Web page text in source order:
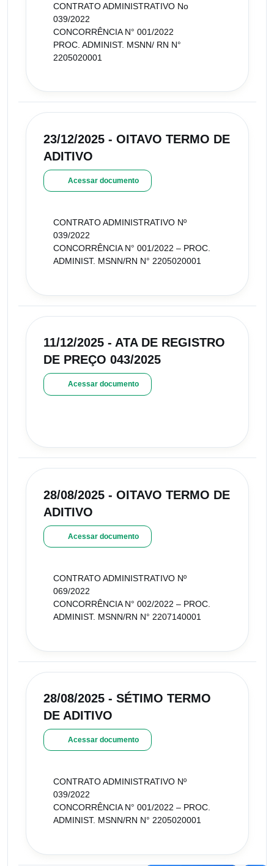
CONTRATO ADMINISTRATIVO No
039/2022
CONCORRÊNCIA N° 001/2022
PROC. ADMINIST. MSNN/ RN N°
2205020001
23/12/2025 - OITAVO TERMO DE
ADITIVO
Acessar documento
CONTRATO ADMINISTRATIVO Nº
039/2022
CONCORRÊNCIA N° 001/2022 – PROC.
ADMINIST. MSNN/RN N° 2205020001
11/12/2025 - ATA DE REGISTRO
DE PREÇO 043/2025
Acessar documento
28/08/2025 - OITAVO TERMO DE
ADITIVO
Acessar documento
CONTRATO ADMINISTRATIVO Nº
069/2022
CONCORRÊNCIA N° 002/2022 – PROC.
ADMINIST. MSNN/RN N° 2207140001
28/08/2025 - SÉTIMO TERMO
DE ADITIVO
Acessar documento
CONTRATO ADMINISTRATIVO Nº
039/2022
CONCORRÊNCIA N° 001/2022 – PROC.
ADMINIST. MSNN/RN N° 2205020001